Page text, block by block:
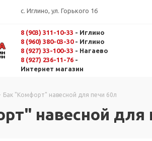
с. Иглино, ул. Горького 16
8 (903) 311-10-33 - Иглино
8 (960) 380-03-30- Иглино
8 (927) 33-100-33 - Нагаево
8 (927) 236-11-76 -
Интернет магазин
Бак "Комфорт" навесной для печи 60л
навесной для